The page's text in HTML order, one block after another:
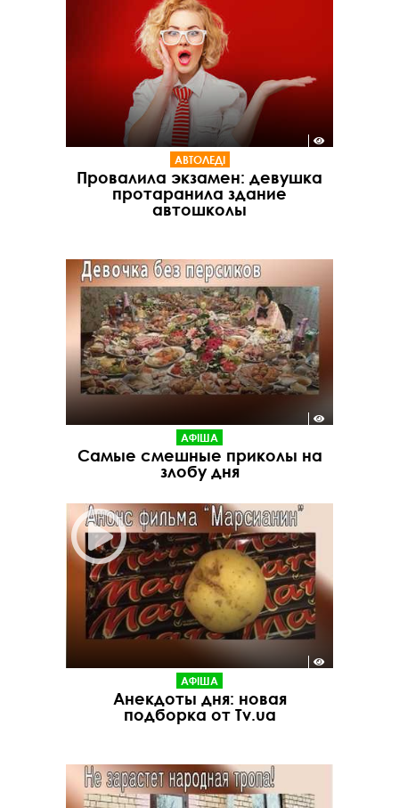
АВТОЛЕДІ
Провалила экзамен: девушка
протаранила здание
автошколы
АФІША
Самые смешные приколы на
злобу дня
АФІША
Анекдоты дня: новая
подборка от Tv.ua